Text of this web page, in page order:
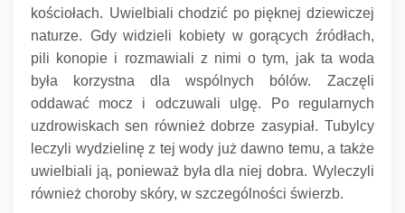
kościołach. Uwielbiali chodzić po pięknej dziewiczej
naturze. Gdy widzieli kobiety w gorących źródłach,
pili konopie i rozmawiali z nimi o tym, jak ta woda
była korzystna dla wspólnych bólów.
Zaczęli
oddawać mocz i odczuwali ulgę.
Po regularnych
uzdrowiskach sen również dobrze zasypiał. Tubylcy
leczyli wydzielinę z tej wody już dawno temu, a także
uwielbiali ją, ponieważ była dla niej dobra. Wyleczyli
również choroby skóry, w szczególności świerzb.